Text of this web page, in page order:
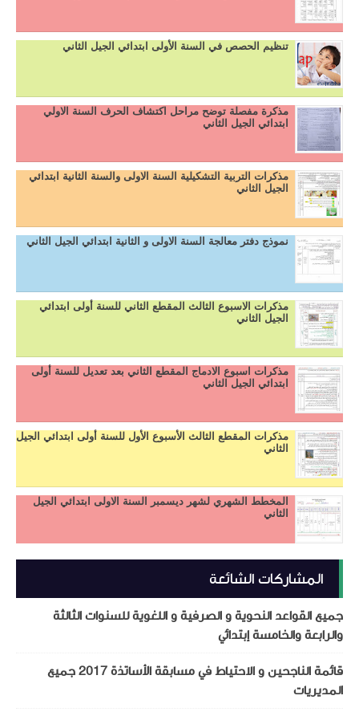
تنظيم الحصص في السنة الأولى ابتدائي الجيل الثاني
مذكرة مفصلة توضح مراحل اكتشاف الحرف السنة الاولي
ابتدائي الجيل الثاني
مذكرات التربية التشكيلية السنة الاولى والسنة الثانية ابتدائي
الجيل الثاني
نموذج دفتر معالجة السنة الاولى و الثانية ابتدائي الجيل الثاني
مذكرات الاسبوع الثالث المقطع الثاني للسنة أولى ابتدائي
الجيل الثاني
مذكرات اسبوع الادماج المقطع الثاني بعد تعديل للسنة أولى
ابتدائي الجيل الثاني
مذكرات المقطع الثالث الأسبوع الأول للسنة أولى ابتدائي الجيل
الثاني
المخطط الشهري لشهر ديسمبر السنة الاولى ابتدائي الجيل
الثاني
المشاركات الشائعة
جميع القواعد النحوية و الصرفية و اللغوية للسنوات الثالثة
والرابعة والخامسة إبتدائي
قائمة الناجحين و الاحتياط في مسابقة الأساتذة 2017 جميع
المديريات